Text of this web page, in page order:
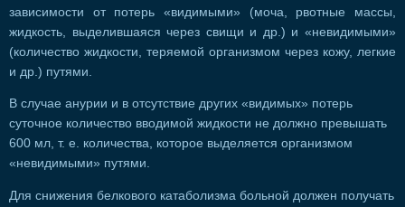
зависимости от потерь «видимыми» (моча, рвотные массы,
жидкость, выделившаяся через свищи и др.) и «невидимыми»
(количество жидкости, теряемой организмом через кожу, легкие
и др.) путями.
В случае анурии и в отсутствие других «видимых» потерь
суточное количество вводимой жидкости не должно превышать
600 мл, т. е. количества, которое выделяется организмом
«невидимыми» путями.
Для снижения белкового катаболизма больной должен получать